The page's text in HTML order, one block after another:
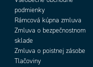
podmienky
Rámcová kúpna zmluva
Zmluva o bezpečnostnom
sklade
Zmluva o poistnej zásobe
Tlačoviny